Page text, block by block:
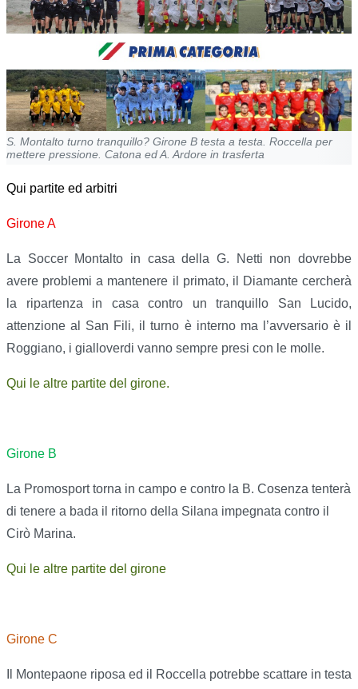
S. Montalto turno tranquillo? Girone B testa a testa. Roccella per
mettere pressione. Catona ed A. Ardore in trasferta
Qui partite ed arbitri
Girone A
La Soccer Montalto in casa della G. Netti non dovrebbe
avere problemi a mantenere il primato, il Diamante cercherà
la ripartenza in casa contro un tranquillo San Lucido,
attenzione al San Fili, il turno è interno ma l’avversario è il
Roggiano, i gialloverdi vanno sempre presi con le molle.
Qui le altre partite del girone.
Girone B
La Promosport torna in campo e contro la B. Cosenza tenterà
di tenere a bada il ritorno della Silana impegnata contro il
Cirò Marina.
Qui le altre partite del girone
Girone C
Il Montepaone riposa ed il Roccella potrebbe scattare in testa